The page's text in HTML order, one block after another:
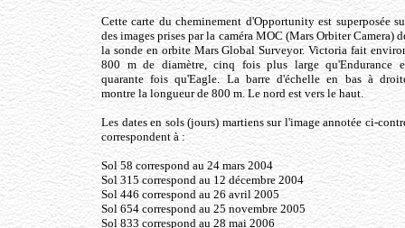
Cette carte du cheminement d'Opportunity est superposée
des images prises par la caméra MOC (Mars Orbiter Camera)
la sonde en orbite Mars Global Surveyor. Victoria fait
800 m de diamètre, cinq fois plus large qu'Endurance
quarante fois qu'Eagle. La barre d'échelle en bas à
montre la longueur de 800 m. Le nord est vers le haut.
Les dates en sols (jours) martiens sur l'image annotée ci-
correspondent à :
Sol 58 correspond au 24 mars 2004
Sol 315 correspond au 12 décembre 2004
Sol 446 correspond au 26 avril 2005
Sol 654 correspond au 25 novembre 2005
Sol 833 correspond au 28 mai 2006